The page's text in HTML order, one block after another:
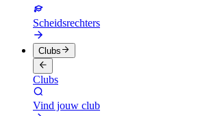
Scheidsrechters
Clubs
Clubs
Vind jouw club